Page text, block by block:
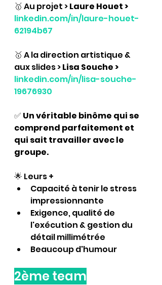
🥇 Au projet > Laure Houet >
linkedin.com/in/laure-houet-
62194b67
🥇 A la direction artistique &
aux slides > Lisa Souche >
linkedin.com/in/lisa-souche-
19676930
✅ Un véritable binôme qui se
comprend parfaitement et
qui sait travailler avec le
groupe.
🌟 Leurs +
Capacité à tenir le stress
impressionnante
Exigence, qualité de
l'exécution & gestion du
détail millimétrée
Beaucoup d'humour
2ème team